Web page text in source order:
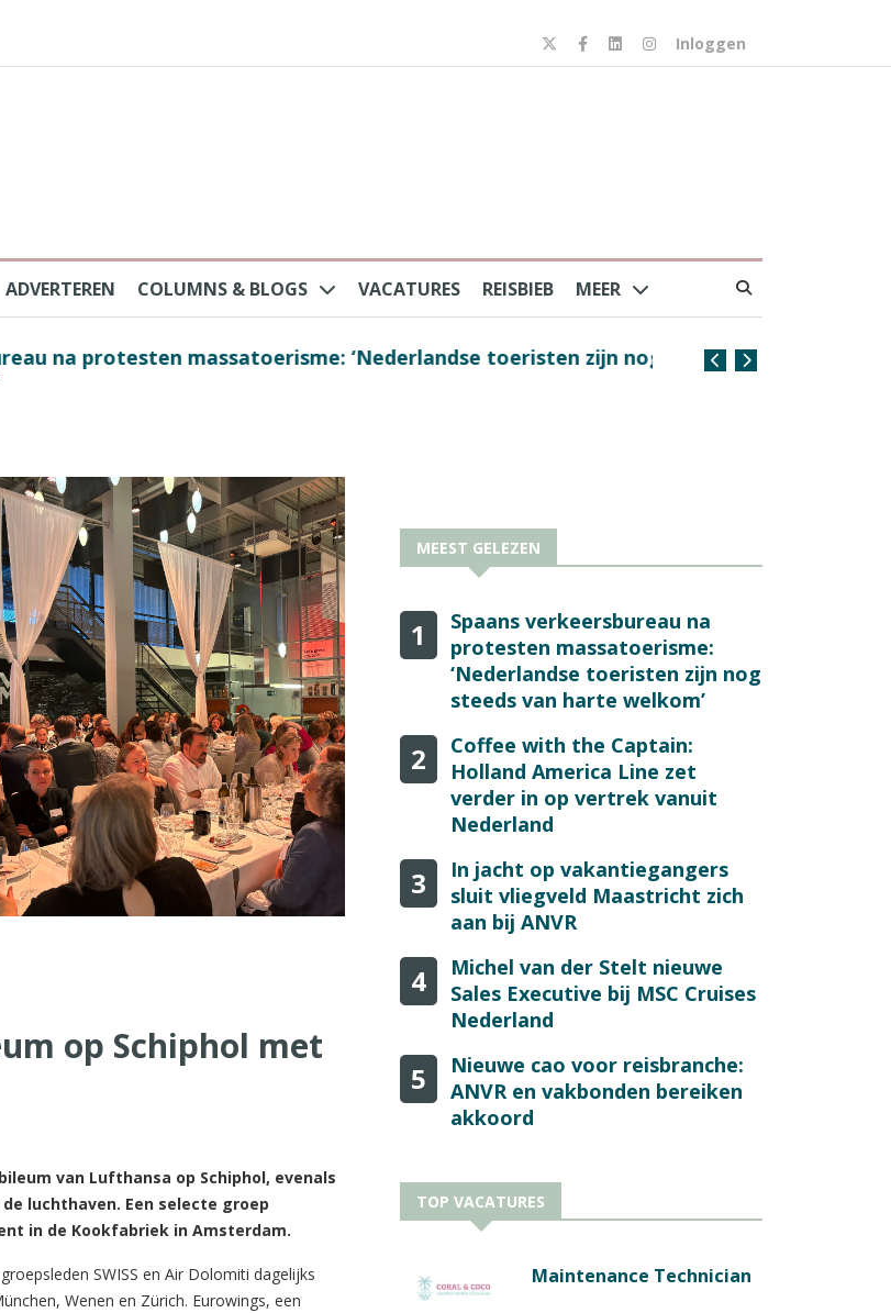
Inloggen
ADVERTEREN COLUMNS & BLOGS VACATURES REISBIEB MEER
massatoerisme: ‘Nederlandse toeristen zijn nog steeds
Coffee with the
op Schiphol met
van Lufthansa op Schiphol, evenals
luchthaven. Een selecte groep
in de Kookfabriek in Amsterdam.
SWISS en Air Dolomiti dagelijks
Wenen en Zürich. Eurowings, een
MEEST GELEZEN
1
Spaans verkeersbureau na
protesten massatoerisme:
‘Nederlandse toeristen zijn nog
steeds van harte welkom’
2
Coffee with the Captain:
Holland America Line zet
verder in op vertrek vanuit
Nederland
3
In jacht op vakantiegangers
sluit vliegveld Maastricht zich
aan bij ANVR
4
Michel van der Stelt nieuwe
Sales Executive bij MSC Cruises
Nederland
5
Nieuwe cao voor reisbranche:
ANVR en vakbonden bereiken
akkoord
TOP VACATURES
Maintenance Technician